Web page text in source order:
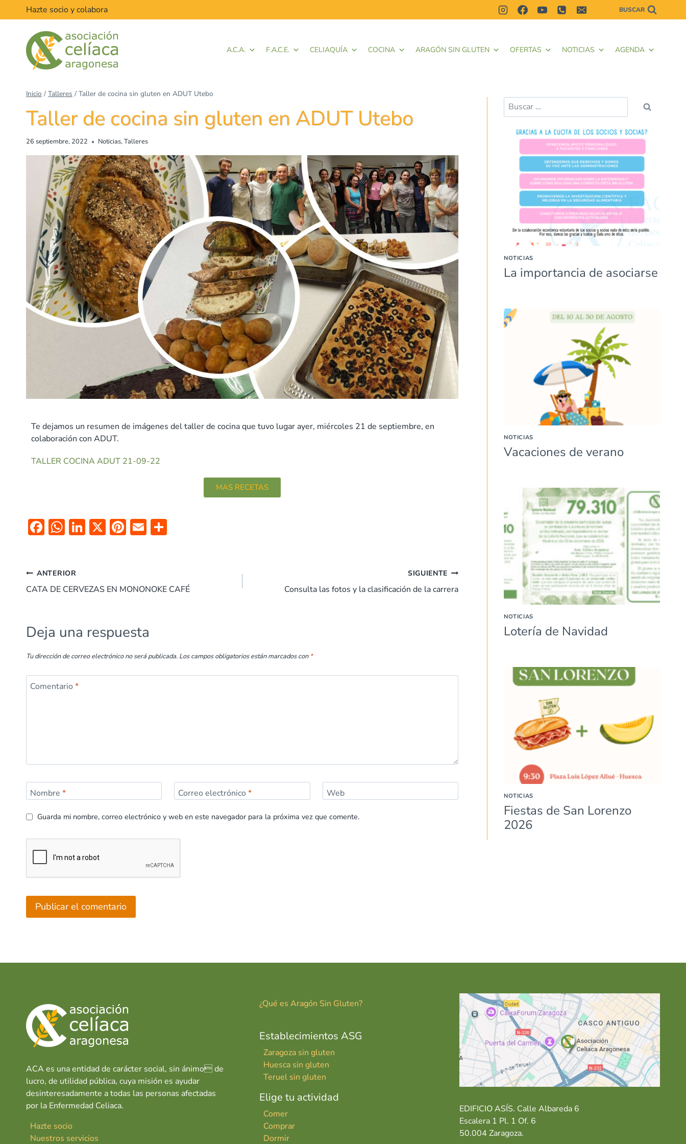
Hazte socio y colabora BUSCAR
A.C.A. F.A.C.E. CELIAQUÍA COCINA ARAGÓN SIN GLUTEN OFERTAS NOTICIAS AGENDA
Inicio / Talleres / Taller de cocina sin gluten en ADUT Utebo
Taller de cocina sin gluten en ADUT Utebo
26 septiembre, 2022 Noticias, Talleres
Te dejamos un resumen de imágenes del taller de cocina que tuvo lugar ayer, miércoles 21 de septiembre, en
colaboración con ADUT.
TALLER COCINA ADUT 21-09-22
MAS RECETAS
F
b
o
k
W
s
A
p
Li
dI
X Pi
t
E
ar
ANTERIOR
CATA DE CERVEZAS EN MONONOKE CAFÉ
SIGUIENTE
Consulta las fotos y la clasificación de la carrera
Deja una respuesta
Tu dirección de correo electrónico no será publicada. Los campos obligatorios están marcados con *
Comentario *
Nombre * Correo electrónico* Web
Guarda mi nombre, correo electrónico y web en este navegador para la próxima vez que comente.
NOTICIAS
La importancia de asociarse
NOTICIAS
Vacaciones de verano
NOTICIAS
Lotería de Navidad
NOTICIAS
Fiestas de San Lorenzo
2026
ACA es una entidad de carácter social, sin ánimo de
lucro, de utilidad pública, cuya misión es ayudar
desinteresadamente a todas las personas afectadas
por la Enfermedad Celiaca.
Hazte socio
Nuestros servicios
¿Qué es Aragón Sin Gluten?
Establecimientos ASG
Zaragoza sin gluten
Huesca sin gluten
Teruel sin gluten
Elige tu actividad
Comer
Comprar
Dormir
EDIFICIO ASÍS. Calle Albareda 6
Escalera 1 Pl. 1 Of. 6
50.004 Zaragoza.